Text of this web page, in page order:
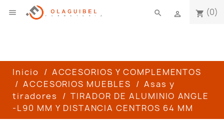
 shopping_cart (0)

search
Inicio
ACCESORIOS Y COMPLEMENTOS
ACCESORIOS MUEBLES
Asas y
tiradores
TIRADOR DE ALUMINIO ANGLE
-L90 MM Y DISTANCIA CENTROS 64 MM